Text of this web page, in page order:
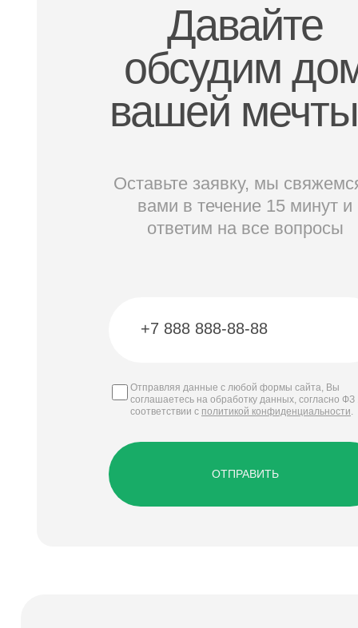
Давайте
обсудим
вашей
Оставьте заявку, мы
вами в течение 15 минут и
ответим на все вопросы
Отправляя данные с любой формы сайта, Вы
соглашаетесь на обработку данных, согласно ФЗ
соответствии с политикой конфиденциальности.
ОТПРАВИТЬ